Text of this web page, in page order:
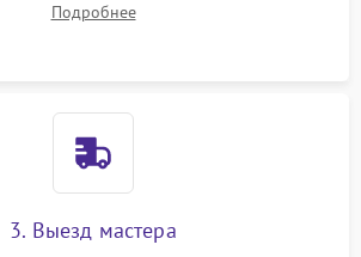
Подробнее
3. Выезд мастера